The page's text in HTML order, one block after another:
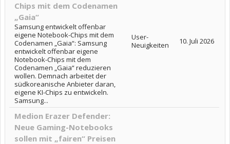
Chips mit dem Codenamen
„Gaia“
Samsung entwickelt offenbar
eigene Notebook-Chips mit dem
Codenamen „Gaia“: Samsung
entwickelt offenbar eigene
Notebook-Chips mit dem
Codenamen „Gaia“ reduzieren
wollen. Demnach arbeitet der
südkoreanische Anbieter daran,
eigene KI-Chips zu entwickeln.
Samsung...
User-
Neuigkeiten
10. Juli 2026
Medion Erazer Defender:
Neue Gaming-Notebooks
sollen mit „fairen“ Preisen